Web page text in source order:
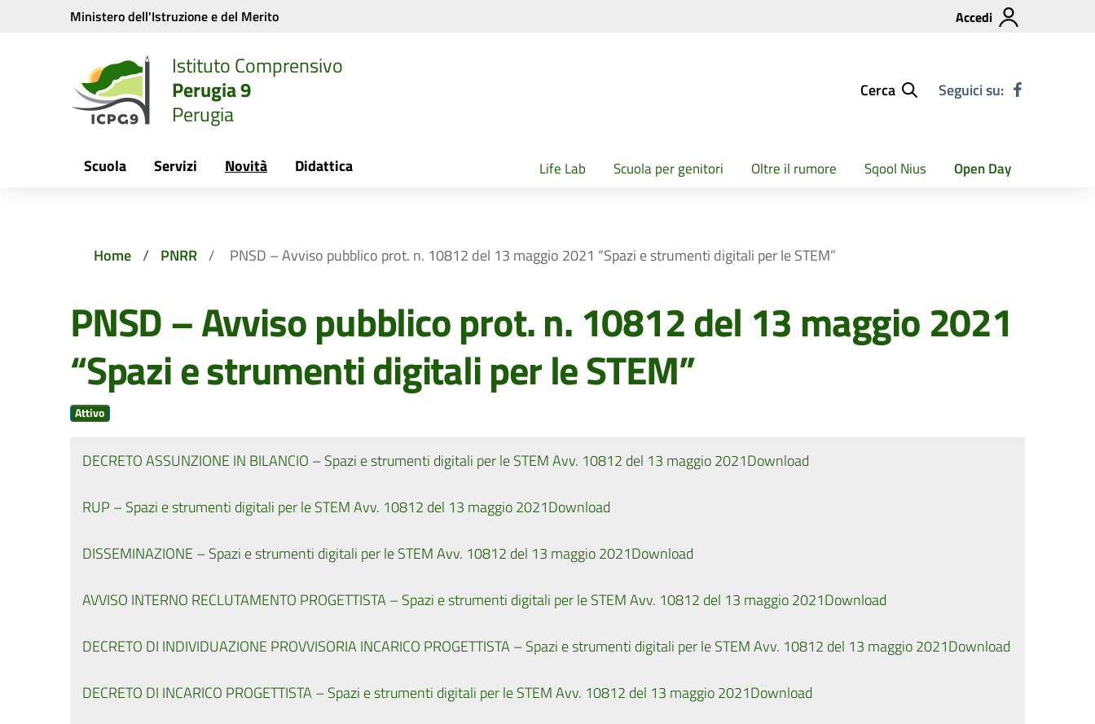
Vai ai contenuti
Vai al menu di navigazione
Ministero dell'Istruzione e del Merito Accedi
Istituto Comprensivo
Perugia 9
Perugia
Cerca Seguici su:
Scuola Servizi Novità Didattica Life Lab Scuola per genitori Oltre il rumore Sqool Nius Open Day
Home PNRR PNSD – Avviso pubblico prot. n. 10812 del 13 maggio 2021 “Spazi e strumenti digitali per le STEM”
PNSD – Avviso pubblico prot. n. 10812 del 13 maggio 2021
“Spazi e strumenti digitali per le STEM”
Attivo
DECRETO ASSUNZIONE IN BILANCIO – Spazi e strumenti digitali per le STEM Avv. 10812 del 13 maggio 2021Download
RUP – Spazi e strumenti digitali per le STEM Avv. 10812 del 13 maggio 2021Download
DISSEMINAZIONE – Spazi e strumenti digitali per le STEM Avv. 10812 del 13 maggio 2021Download
AVVISO INTERNO RECLUTAMENTO PROGETTISTA – Spazi e strumenti digitali per le STEM Avv. 10812 del 13 maggio 2021Download
DECRETO DI INDIVIDUAZIONE PROVVISORIA INCARICO PROGETTISTA – Spazi e strumenti digitali per le STEM Avv. 10812 del 13 maggio 2021Download
DECRETO DI INCARICO PROGETTISTA – Spazi e strumenti digitali per le STEM Avv. 10812 del 13 maggio 2021Download